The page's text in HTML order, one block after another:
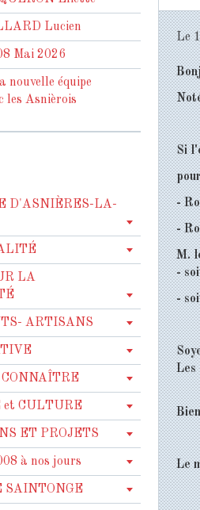
Le
Si
-
-
M.
-
-
Les
Le
Lucien
Mai 2026
nouvelle équipe
les Asnièrois
D'ASNIÈRES-LA-
LA
ARTISANS
et CULTURE
ET PROJETS
à nos jours
SAINTONGE